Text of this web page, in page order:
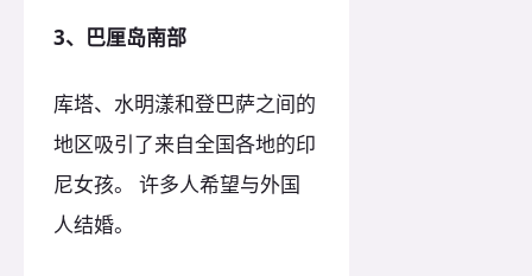
3、巴厘岛南部
库塔、水明漾和登巴萨之间的
地区吸引了来自全国各地的印
尼女孩。 许多人希望与外国
人结婚。